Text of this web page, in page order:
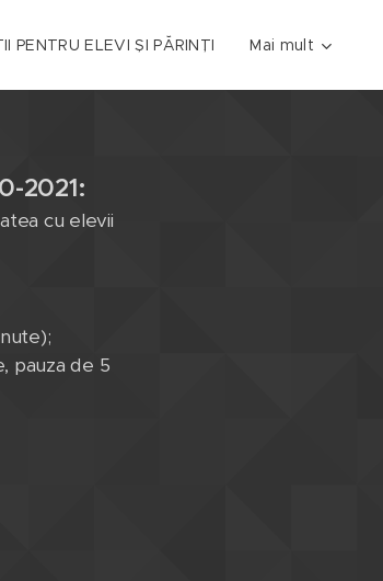
PENTRU ELEVI ȘI PĂRINȚI Mai mult
2021:
cu elevii
pauza de 5